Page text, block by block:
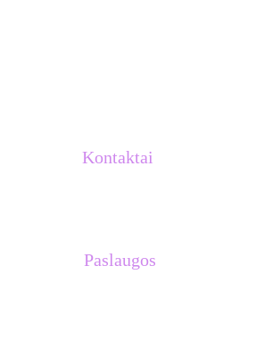
Kontaktai
Paslaugos